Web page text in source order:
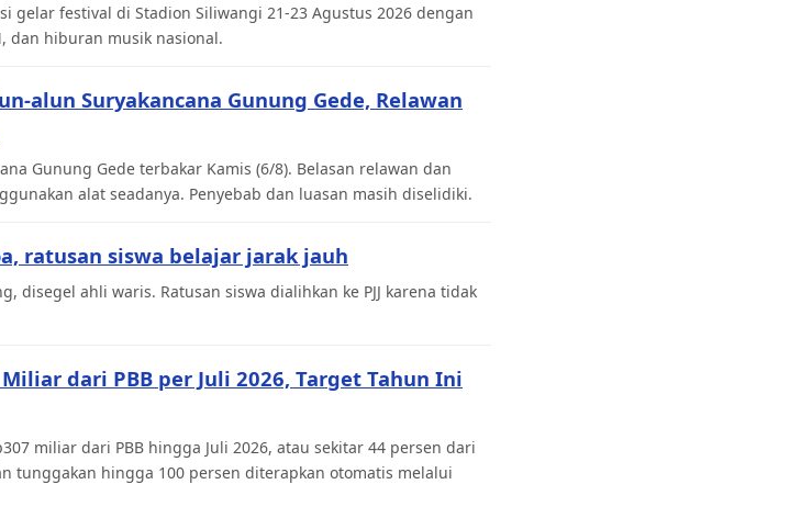
gelar festival di Stadion Siliwangi 21-23 Agustus 2026 dengan
dan hiburan musik nasional.
alun Suryakancana Gunung Gede, Relawan
Gunung Gede terbakar Kamis (6/8). Belasan relawan dan
alat seadanya. Penyebab dan luasan masih diselidiki.
ratusan siswa belajar jarak jauh
disegel ahli waris. Ratusan siswa dialihkan ke PJJ karena tidak
dari PBB per Juli 2026, Target Tahun Ini
miliar dari PBB hingga Juli 2026, atau sekitar 44 persen dari
tunggakan hingga 100 persen diterapkan otomatis melalui